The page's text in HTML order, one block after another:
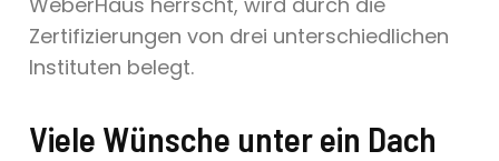
Zertifizierungen von drei unterschiedlichen
Instituten belegt.
Viele Wünsche unter ein Dach